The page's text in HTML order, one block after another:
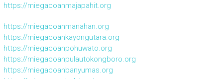
https://miegacoanmajapahit.org
https://miegacoanmanahan.org
https://miegacoankayongutara.org
https://miegacoanpohuwato.org
https://miegacoanpulautokongboro.org
https://miegacoanbanyumas.org